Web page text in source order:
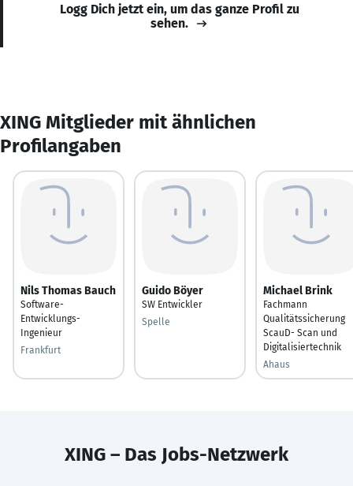
Logg Dich jetzt ein, um das ganze Profil zu
sehen.
XING Mitglieder mit ähnlichen
Profilangaben
Nils Thomas Bauch
Software-
Entwicklungs-
Ingenieur
Frankfurt
Guido Böyer
SW Entwickler
Spelle
Michael Brink
Fachmann
Qualitätssicherung
ScauD- Scan und
Digitalisiertechnik
Ahaus
XING – Das Jobs-Netzwerk